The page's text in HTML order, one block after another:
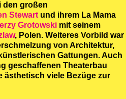
den großen
Stewart und ihrem La Mama
Grotowski mit seinem
, Polen. Weiteres Vorbild war
von Architektur,
Gattungen. Auch
geschaffenen Theaterbau
ästhetisch viele Bezüge zur